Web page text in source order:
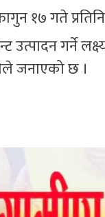
१७ गते
उत्पादन गर्ने
जनाएको छ ।